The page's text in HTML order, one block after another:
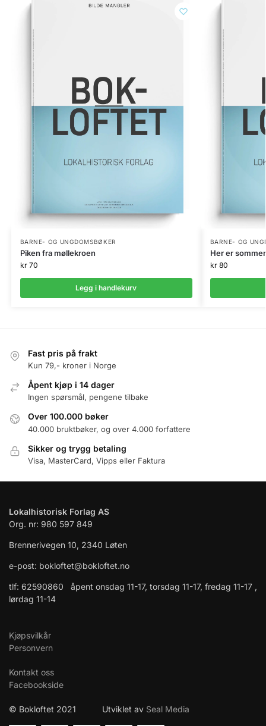
BARNE- OG UNGDOMSBØKER
Piken fra møllekroen
kr70
Legg i handlekurv
BARNE- OG
Her er
kr80
Fast pris på frakt
Kun 79,- kroner i Norge
Åpent kjøp i 14 dager
Ingen spørsmål, pengene tilbake
Over 100.000 bøker
40.000 bruktbøker, og over 4.000 forfattere
Sikker og trygg betaling
Visa, MasterCard, Vipps eller Faktura
Lokalhistorisk Forlag AS
Org. nr: 980 597 849
Brennerivegen 10, 2340 Løten
e-post: bokloftet@bokloftet.no
tlf: 62590860 åpent onsdag 11-17, torsdag 11-17, fredag 11-17 ,
lørdag 11-14
Kjøpsvilkår
Personvern
Kontakt oss
Facebookside
© Bokloftet 2021 Utviklet av Seal Media